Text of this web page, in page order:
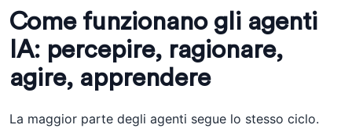
Come funzionano gli agenti
IA: percepire, ragionare,
agire, apprendere
La maggior parte degli agenti segue lo stesso ciclo.